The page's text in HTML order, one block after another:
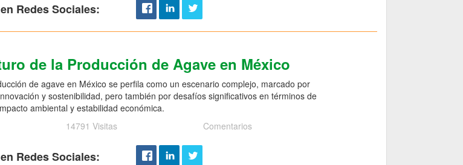
Redes Sociales:
de la Producción de Agave en México
de agave en México se perfila como un escenario complejo, marcado por
y sostenibilidad, pero también por desafíos significativos en términos de
ambiental y estabilidad económica.
14791 Visitas Comentarios
Redes Sociales: